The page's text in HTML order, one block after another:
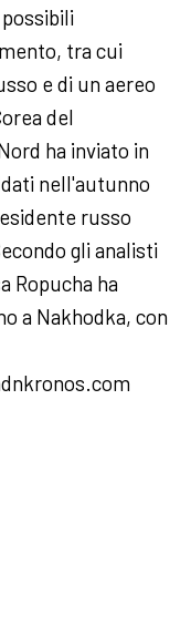
tra cui
e di un aereo
del
ha inviato in
nell'autunno
russo
gli analisti
Ropucha ha
a Nakhodka, con